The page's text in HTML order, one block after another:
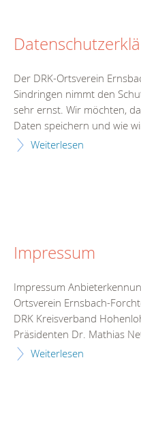
Der DRK-Ortsverein
Sindringen nimmt den
sehr ernst. Wir möchten,
Daten speichern und wie wir
Weiterlesen
Impressum
Impressum
Ortsverein Ernsbach-
DRK Kreisverband
Präsidenten Dr. Mathias
Weiterlesen